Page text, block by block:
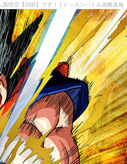
悟空【SSR】です！ | ドッカンバトル攻略速報